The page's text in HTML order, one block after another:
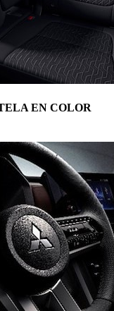
EN COLOR